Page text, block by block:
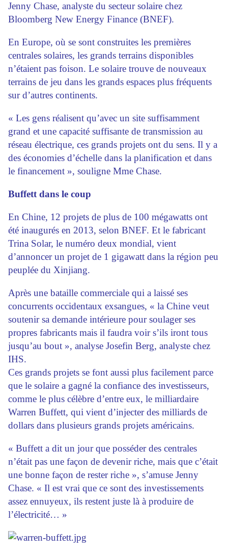
Jenny Chase, analyste du secteur solaire chez
Bloomberg New Energy Finance (BNEF).
En Europe, où se sont construites les premières
centrales solaires, les grands terrains disponibles
n’étaient pas foison. Le solaire trouve de nouveaux
terrains de jeu dans les grands espaces plus fréquents
sur d’autres continents.
« Les gens réalisent qu’avec un site suffisamment
grand et une capacité suffisante de transmission au
réseau électrique, ces grands projets ont du sens. Il y a
des économies d’échelle dans la planification et dans
le financement », souligne Mme Chase.
Buffett dans le coup
En Chine, 12 projets de plus de 100 mégawatts ont
été inaugurés en 2013, selon BNEF. Et le fabricant
Trina Solar, le numéro deux mondial, vient
d’annoncer un projet de 1 gigawatt dans la région peu
peuplée du Xinjiang.
Après une bataille commerciale qui a laissé ses
concurrents occidentaux exsangues, « la Chine veut
soutenir sa demande intérieure pour soulager ses
propres fabricants mais il faudra voir s’ils iront tous
jusqu’au bout », analyse Josefin Berg, analyste chez
IHS.
Ces grands projets se font aussi plus facilement parce
que le solaire a gagné la confiance des investisseurs,
comme le plus célèbre d’entre eux, le milliardaire
Warren Buffett, qui vient d’injecter des milliards de
dollars dans plusieurs grands projets américains.
« Buffett a dit un jour que posséder des centrales
n’était pas une façon de devenir riche, mais que c’était
une bonne façon de rester riche », s’amuse Jenny
Chase. « Il est vrai que ce sont des investissements
assez ennuyeux, ils restent juste là à produire de
l’électricité… »